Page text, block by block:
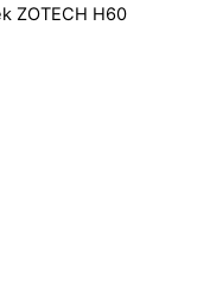
ZOTECH H60